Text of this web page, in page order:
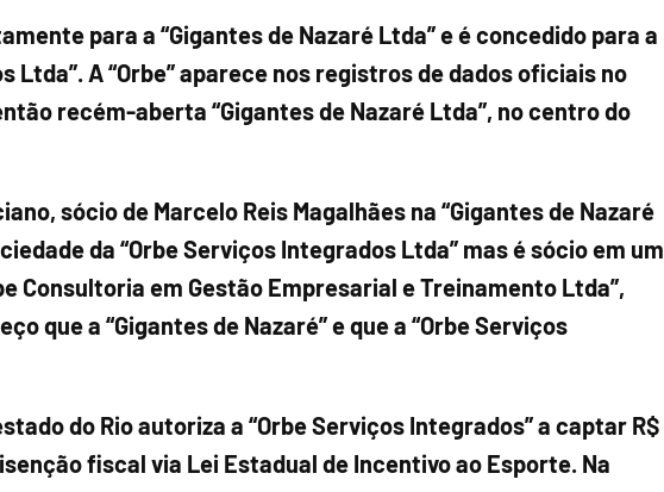
para a “Gigantes de Nazaré Ltda” e é concedido para a
Ltda”. A “Orbe” aparece nos registros de dados oficiais no
recém-aberta “Gigantes de Nazaré Ltda”, no centro do
sócio de Marcelo Reis Magalhães na “Gigantes de Nazaré
da “Orbe Serviços Integrados Ltda” mas é sócio em um
Consultoria em Gestão Empresarial e Treinamento Ltda”,
que a “Gigantes de Nazaré” e que a “Orbe Serviços
do Rio autoriza a “Orbe Serviços Integrados” a captar R$
fiscal via Lei Estadual de Incentivo ao Esporte. Na